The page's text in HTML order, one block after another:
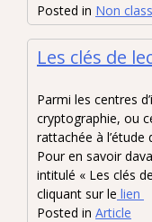
Posted in Non
Les clés de
Parmi les centres
cryptographie, ou
rattachée à l’étude
Pour en savoir
intitulé « Les clés
cliquant sur le lien
Posted in Article